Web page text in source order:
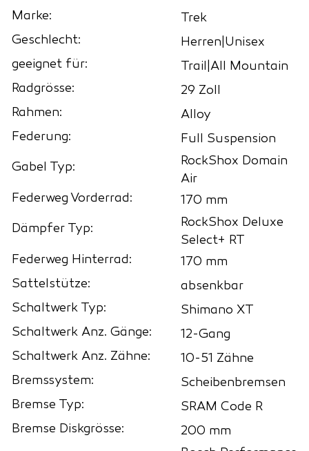
Marke:
Trek
Geschlecht:
Herren|Unisex
geeignet für:
Trail|All Mountain
Radgrösse:
29 Zoll
Rahmen:
Alloy
Federung:
Full Suspension
Gabel Typ:
RockShox Domain
Air
Federweg Vorderrad:
170 mm
Dämpfer Typ:
RockShox Deluxe
Select+ RT
Federweg Hinterrad:
170 mm
Sattelstütze:
absenkbar
Schaltwerk Typ:
Shimano XT
Schaltwerk Anz. Gänge:
12-Gang
Schaltwerk Anz. Zähne:
10-51 Zähne
Bremssystem:
Scheibenbremsen
Bremse Typ:
SRAM Code R
Bremse Diskgrösse:
200 mm